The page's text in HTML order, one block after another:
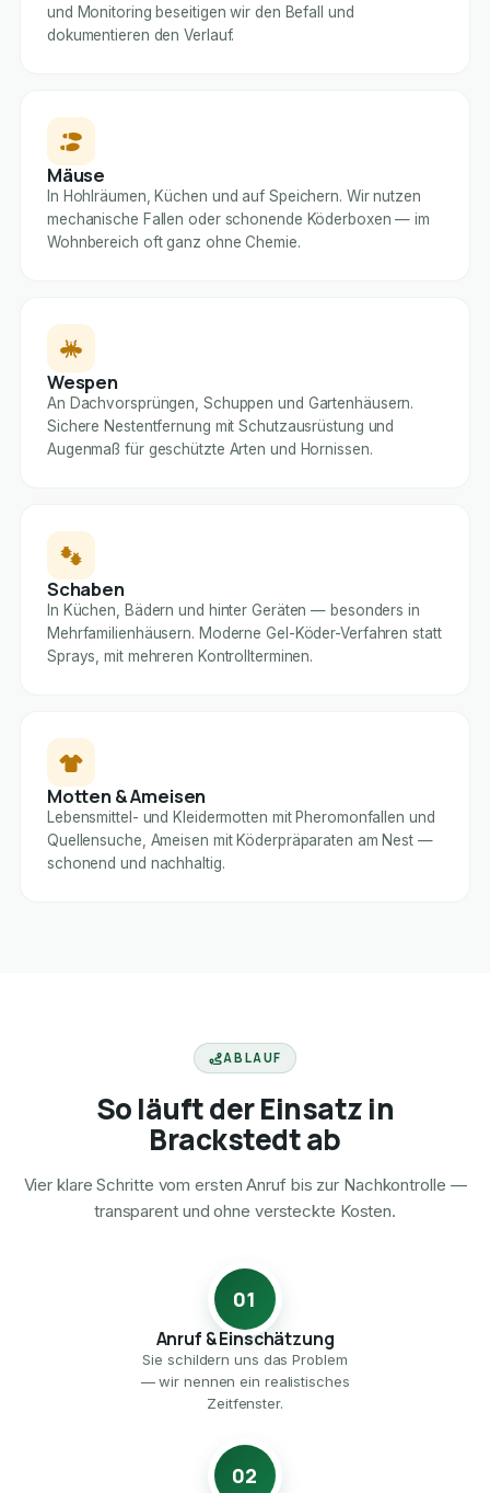
und Monitoring beseitigen wir den Befall und
dokumentieren den Verlauf.
Mäuse
In Hohlräumen, Küchen und auf Speichern. Wir nutzen
mechanische Fallen oder schonende Köderboxen — im
Wohnbereich oft ganz ohne Chemie.
Wespen
An Dachvorsprüngen, Schuppen und Gartenhäusern.
Sichere Nestentfernung mit Schutzausrüstung und
Augenmaß für geschützte Arten und Hornissen.
Schaben
In Küchen, Bädern und hinter Geräten — besonders in
Mehrfamilienhäusern. Moderne Gel-Köder-Verfahren statt
Sprays, mit mehreren Kontrollterminen.
Motten & Ameisen
Lebensmittel- und Kleidermotten mit Pheromonfallen und
Quellensuche, Ameisen mit Köderpräparaten am Nest —
schonend und nachhaltig.
ABLAUF
So läuft der Einsatz in
Brackstedt ab
Vier klare Schritte vom ersten Anruf bis zur Nachkontrolle —
transparent und ohne versteckte Kosten.
01
Anruf & Einschätzung
Sie schildern uns das Problem
— wir nennen ein realistisches
Zeitfenster.
02